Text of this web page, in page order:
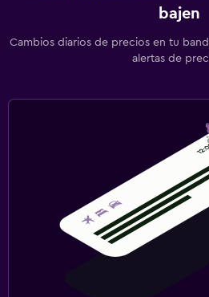
bajen
Cambios diarios de precios en tu
alertas de